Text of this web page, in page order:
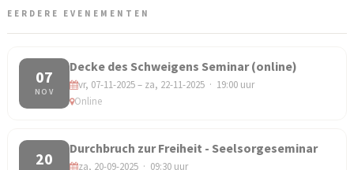
EERDERE EVENEMENTEN
07
NOV
Decke des Schweigens Seminar (online)
vr, 07-11-2025 – za, 22-11-2025 · 19:00 uur
Online
20
Durchbruch zur Freiheit - Seelsorgeseminar
za, 20-09-2025 · 09:30 uur